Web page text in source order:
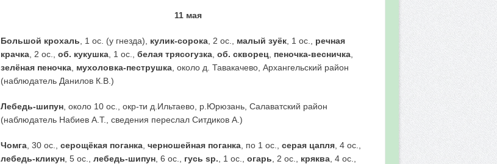
11 мая
Большой крохаль , 1 ос. (у гнезда), кулик-сорока , 2 ос., малый зуёк , 1 ос., речная
крачка , 2 ос., об. кукушка , 1 ос., белая трясогузка об. скворец пеночка-весничка
зелёная пеночка мухоловка-пеструшка , около д. Тавакачево, Архангельский район
(наблюдатель Данилов К.В.)
Лебедь-шипун , около 10 ос., окр-ти д.Ильтаево, р.Юрюзань, Салаватский район
(наблюдатель Набиев А.Т., сведения переслал Ситдиков А.)
Чомга , 30 ос., серощёкая поганка черношейная поганка , по 1 ос., серая цапля , 4 ос.,
лебедь-кликун , 5 ос., лебедь-шипун , 6 ос., гусь sp. , 1 ос., огарь , 2 ос., кряква , 4 ос.,